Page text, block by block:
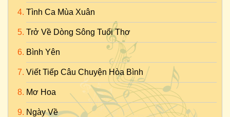
Tình Ca Mùa Xuân
Trở Về Dòng Sông Tuổi Thơ
Bình Yên
Viết Tiếp Câu Chuyện Hòa Bình
Mơ Hoa
Ngày Về